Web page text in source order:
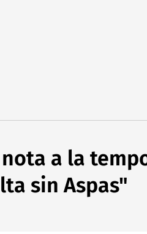
a la
sin Aspas"